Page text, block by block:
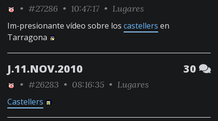
• #27286 • 10:47:17 • Lugares
Im-presionante vídeo sobre los castellers en
Tarragona
J.11.NOV.2010 30
• #26283 • 08:16:35 • Lugares
Castellers